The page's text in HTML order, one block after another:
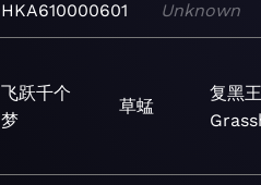
HKA610000601 Unknown
飞跃千个
梦
草蜢
复黑